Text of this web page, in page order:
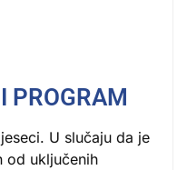
PROGRAM
U slučaju da je
od uključenih